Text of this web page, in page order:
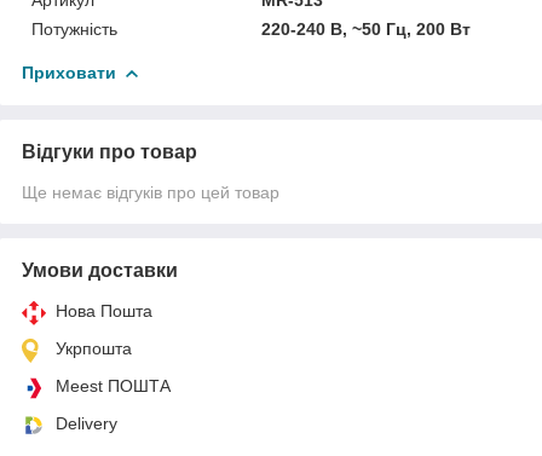
Потужність
220-240 В, ~50 Гц, 200 Вт
Приховати
Відгуки про товар
Ще немає відгуків про цей товар
Умови доставки
Нова Пошта
Укрпошта
Meest ПОШТА
Delivery